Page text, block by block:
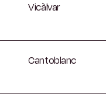
Vicàlvar
Cantoblanc